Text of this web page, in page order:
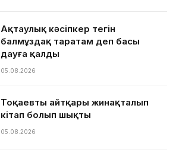
Ақтаулық кәсіпкер тегін
балмұздақ таратам деп басы
дауға қалды
05.08.2026
Тоқаевтың айтқары жинақталып
кітап болып шықты
05.08.2026